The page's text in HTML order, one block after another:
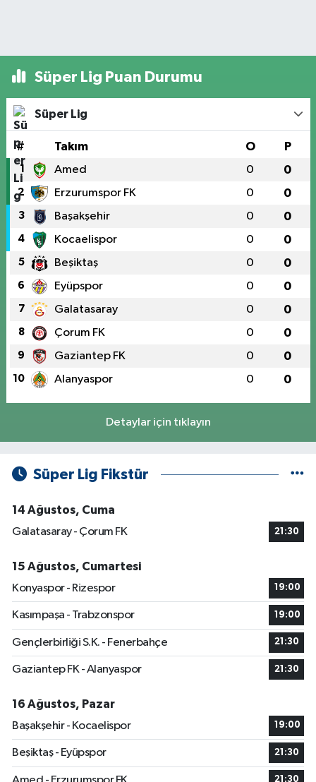
Süper Lig Puan Durumu
Süper Lig
# Takım O P
1 Amed 0 0
2 Erzurumspor FK 0 0
3 Başakşehir 0 0
4 Kocaelispor 0 0
5 Beşiktaş 0 0
6 Eyüpspor 0 0
7 Galatasaray 0 0
8 Çorum FK 0 0
9 Gaziantep FK 0 0
10 Alanyaspor 0 0
Detaylar için tıklayın
Süper Lig Fikstür
14 Ağustos, Cuma
Galatasaray - Çorum FK
21:30
15 Ağustos, Cumartesi
Konyaspor - Rizespor
19:00
Kasımpaşa - Trabzonspor 19:00
Gençlerbirliği S.K. - Fenerbahçe 21:30
Gaziantep FK - Alanyaspor 21:30
16 Ağustos, Pazar
Başakşehir - Kocaelispor
19:00
Beşiktaş - Eyüpspor 21:30
21:30